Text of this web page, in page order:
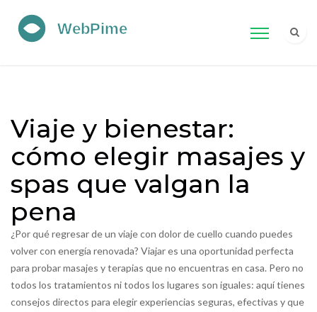
Viaje y bienestar:
cómo elegir masajes y
spas que valgan la
pena
¿Por qué regresar de un viaje con dolor de cuello cuando puedes
volver con energía renovada? Viajar es una oportunidad perfecta
para probar masajes y terapias que no encuentras en casa. Pero no
todos los tratamientos ni todos los lugares son iguales: aquí tienes
consejos directos para elegir experiencias seguras, efectivas y que